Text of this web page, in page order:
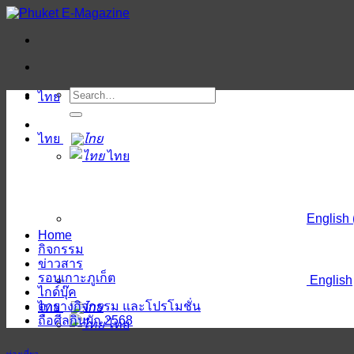
ข้าม
ไทย
ไทย
English
ไทย
ไทย
ไทย
English
Home
กิจกรรม
ข่าวสาร
รอบเกาะภูเก็ต
ไกด์บุ๊ค
ตารางกิจกรรม และโปรโมชั่น
ถือศีลกินผัก 2568